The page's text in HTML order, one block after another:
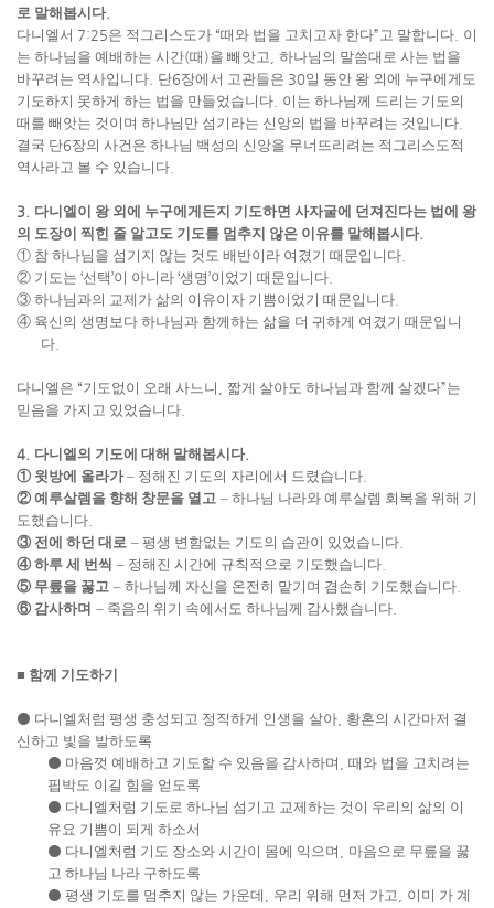
로 말해봅시다.
다니엘서 7:25은 적그리스도가 “때와 법을 고치고자 한다”고 말합니다 이
는 하나님을 예배하는 시간(때)을 빼앗고 하나님의 말씀대로 사는 법을
바꾸려는 역사입니다 단6장에서 고관들은 30일 동안 왕 외에 누구에게도
기도하지 못하게 하는 법을 만들었습니다 이는 하나님께 드리는 기도의
때를 빼앗는 것이며 하나님만 섬기라는 신앙의 법을 바꾸려는 것입니다
결국 단6장의 사건은 하나님 백성의 신앙을 무너뜨리려는 적그리스도적
역사라고 볼 수 있습니다
3. 다니엘이 왕 외에 누구에게든지 기도하면 사자굴에 던져진다는 법에 왕
의 도장이 찍힌 줄 알고도 기도를 멈추지 않은 이유를 말해봅시다.
① 참 하나님을 섬기지 않는 것도 배반이라 여겼기 때문입니다
② 기도는 ‘선택’이 아니라 ‘생명’이었기 때문입니다
③ 하나님과의 교제가 삶의 이유이자 기쁨이었기 때문입니다
④ 육신의 생명보다 하나님과 함께하는 삶을 더 귀하게 여겼기 때문입니
다
다니엘은 “기도없이 오래 사느니 짧게 살아도 하나님과 함께 살겠다”는
믿음을 가지고 있었습니다
4. 다니엘의 기도에 대해 말해봅시다.
① 윗방에 올라가– 정해진 기도의 자리에서 드렸습니다
② 예루살렘을 향해 창문을 열고 – 하나님 나라와 예루살렘 회복을 위해 기
도했습니다
③ 전에 하던 대로 – 평생 변함없는 기도의 습관이 있었습니다
④ 하루 세 번씩 – 정해진 시간에 규칙적으로 기도했습니다
⑤ 무릎을 꿇고 – 하나님께 자신을 온전히 맡기며 겸손히 기도했습니다
⑥ 감사하며 – 죽음의 위기 속에서도 하나님께 감사했습니다
■ 함께 기도하기
⚫ 다니엘처럼 평생 충성되고 정직하게 인생을 살아 황혼의 시간마저 결
신하고 빛을 발하도록
⚫ 마음껏 예배하고 기도할 수 있음을 감사하며
때와 법을 고치려는
핍박도 이길 힘을 얻도록
⚫ 다니엘처럼 기도로 하나님 섬기고 교제하는 것이 우리의 삶의 이
유요 기쁨이 되게 하소서
⚫ 다니엘처럼 기도 장소와 시간이 몸에 익으며
마음으로 무릎을 꿇
고 하나님 나라 구하도록
⚫ 평생 기도를 멈추지 않는 가운데 우리 위해 먼저 가고
이미 가 계